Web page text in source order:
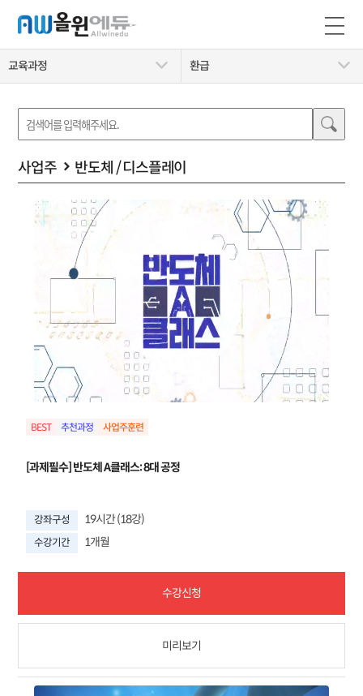
교육과정 환급
사업주 반도체 / 디스플레이
BEST 추천과정
[과제필수] 반도체 A클래스: 8대 공정
강좌구성 19시간 (18강)
수강기간 1개월
수강신청
미리보기